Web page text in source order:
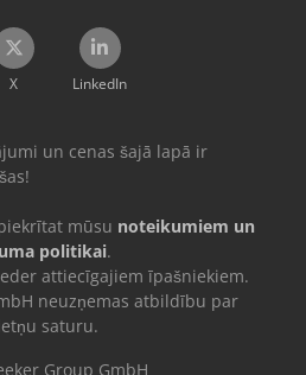
X LinkedIn
un cenas šajā lapā ir
mūsu noteikumiem un
politikai.
attiecīgajiem īpašniekiem.
neuzņemas atbildību par
saturu.
Group GmbH